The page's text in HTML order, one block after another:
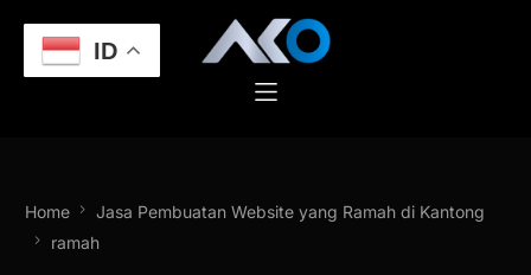
Home
Jasa Pembuatan Website yang Ramah di Kantong
ramah
ID